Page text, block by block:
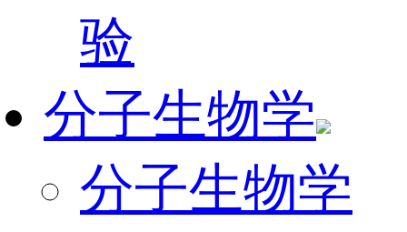
验
分子生物学
分子生物学